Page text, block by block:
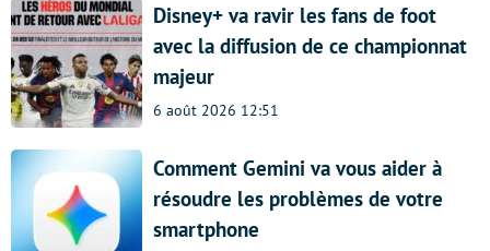
Disney+ va ravir les fans de foot
avec la diffusion de ce championnat
majeur
6 août 2026 12:51
Comment Gemini va vous aider à
résoudre les problèmes de votre
smartphone